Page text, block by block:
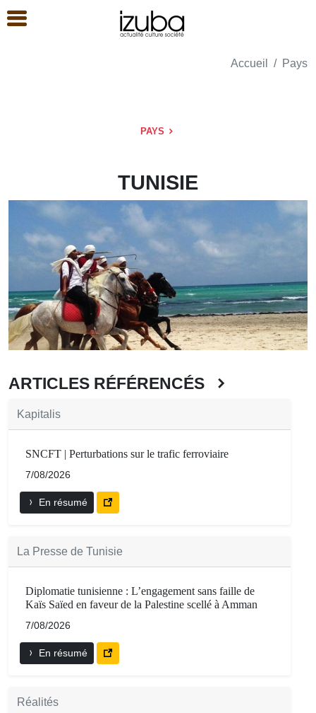
Accueil Pays
PAYS
TUNISIE
ARTICLES RÉFÉRENCÉS
Kapitalis
SNCFT | Perturbations sur le trafic ferroviaire
7/08/2026
En résumé
La Presse de Tunisie
Diplomatie tunisienne : L’engagement sans faille de
Kaïs Saïed en faveur de la Palestine scellé à Amman
7/08/2026
En résumé
Réalités